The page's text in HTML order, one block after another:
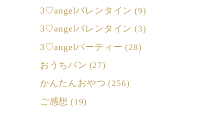
3♡angelバレンタイン (9)
3♡angelバレンタイン (3)
3♡angelパーティー (28)
おうちパン (27)
かんたんおやつ (256)
ご感想 (19)